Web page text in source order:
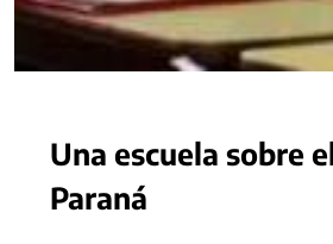
Una escuela sobre
Paraná